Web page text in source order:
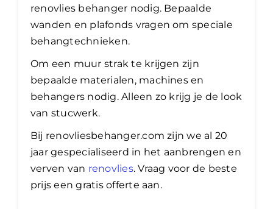
renovlies behanger nodig. Bepaalde
wanden en plafonds vragen om speciale
behangtechnieken.
Om een muur strak te krijgen zijn
bepaalde materialen, machines en
behangers nodig. Alleen zo krijg je de look
van stucwerk.
Bij renovliesbehanger.com zijn we al 20
jaar gespecialiseerd in het aanbrengen en
verven van renovlies. Vraag voor de beste
prijs een gratis offerte aan.